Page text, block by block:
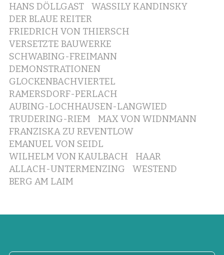
HANS DÖLLGAST
WASSILY KANDINSKY
DER BLAUE REITER
FRIEDRICH VON THIERSCH
VERSETZTE BAUWERKE
SCHWABING-FREIMANN
DEMONSTRATIONEN
GLOCKENBACHVIERTEL
RAMERSDORF-PERLACH
AUBING-LOCHHAUSEN-LANGWIED
TRUDERING-RIEM
MAX VON WIDNMANN
FRANZISKA ZU REVENTLOW
EMANUEL VON SEIDL
WILHELM VON KAULBACH
HAAR
ALLACH-UNTERMENZING
WESTEND
BERG AM LAIM